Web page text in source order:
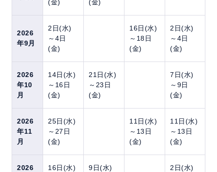
(金)
(金)
2026
年9月
2日(水)
～4日
(金)
16日(水)
～18日
(金)
2日(水)
～4日
(金)
2026
年10
月
14日(水)
～16日
(金)
21日(水)
～23日
(金)
7日(水)
～9日
(金)
2026
年11
月
25日(水)
～27日
(金)
11日(水)
～13日
(金)
11日(水)
～13日
(金)
2026
16日(水)
9日(水)
2日(水)